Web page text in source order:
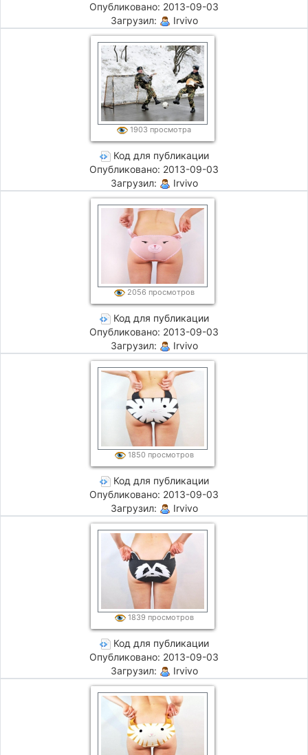
Опубликовано: 2013-09-03
Загрузил:
Irvivo
1903 просмотра
Код для публикации
Опубликовано: 2013-09-03
Загрузил:
Irvivo
2056 просмотров
Код для публикации
Опубликовано: 2013-09-03
Загрузил:
Irvivo
1850 просмотров
Код для публикации
Опубликовано: 2013-09-03
Загрузил:
Irvivo
1839 просмотров
Код для публикации
Опубликовано: 2013-09-03
Загрузил:
Irvivo